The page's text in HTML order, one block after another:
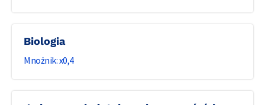
biologia
0,4